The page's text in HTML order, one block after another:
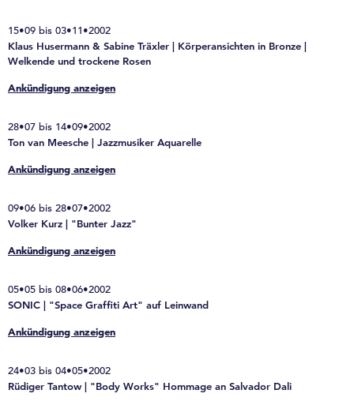
15•09 bis 03•11•2002
Klaus Husermann & Sabine Träxler | Körperansichten in Bronze |
Welkende und trockene Rosen
Ankündigung anzeigen
28•07 bis 14•09•2002
Ton van Meesche | Jazzmusiker Aquarelle
Ankündigung anzeigen
09•06 bis 28•07•2002
Volker Kurz | "Bunter Jazz"
Ankündigung anzeigen
05•05 bis 08•06•2002
SONIC | "Space Graffiti Art" auf Leinwand
Ankündigung anzeigen
24•03 bis 04•05•2002
Rüdiger Tantow | "Body Works" Hommage an Salvador Dali